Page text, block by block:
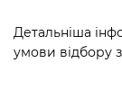
Детальніша
умови відбору